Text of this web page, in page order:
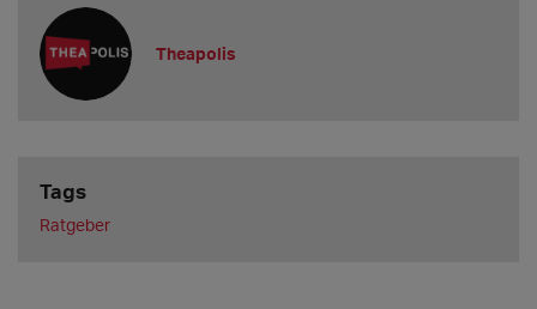
Theapolis
Tags
Ratgeber